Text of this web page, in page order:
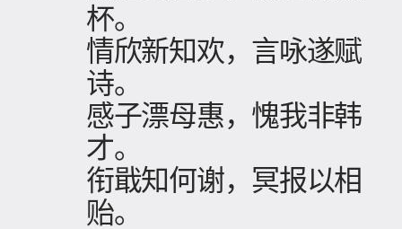
杯。
情欣新知欢，言咏遂赋
诗。
感子漂母惠，愧我非韩
才。
衔戢知何谢，冥报以相
贻。